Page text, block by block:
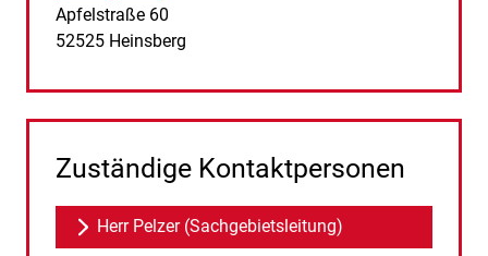
Straße:
Apfelstraße Hausnummer:
60
PLZ:
52525 Ort:
Heinsberg
Zuständige Kontaktpersonen
Herr Pelzer (Sachgebietsleitung)